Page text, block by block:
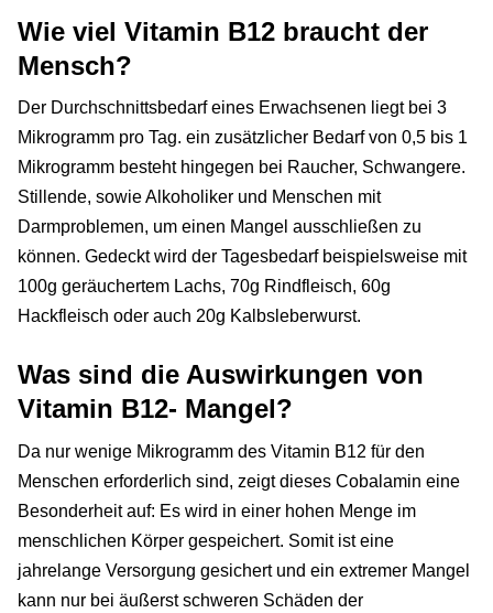
Wie viel Vitamin B12 braucht der
Mensch?
Der Durchschnittsbedarf eines Erwachsenen liegt bei 3
Mikrogramm pro Tag. ein zusätzlicher Bedarf von 0,5 bis 1
Mikrogramm besteht hingegen bei Raucher, Schwangere.
Stillende, sowie Alkoholiker und Menschen mit
Darmproblemen, um einen Mangel ausschließen zu
können. Gedeckt wird der Tagesbedarf beispielsweise mit
100g geräuchertem Lachs, 70g Rindfleisch, 60g
Hackfleisch oder auch 20g Kalbsleberwurst.
Was sind die Auswirkungen von
Vitamin B12- Mangel?
Da nur wenige Mikrogramm des Vitamin B12 für den
Menschen erforderlich sind, zeigt dieses Cobalamin eine
Besonderheit auf: Es wird in einer hohen Menge im
menschlichen Körper gespeichert. Somit ist eine
jahrelange Versorgung gesichert und ein extremer Mangel
kann nur bei äußerst schweren Schäden der